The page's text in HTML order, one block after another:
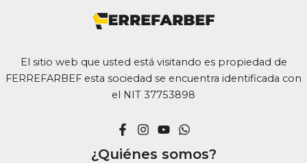
El sitio web que usted está visitando es propiedad de
FERREFARBEF esta sociedad se encuentra identificada con
el NIT 37753898
¿Quiénes somos?